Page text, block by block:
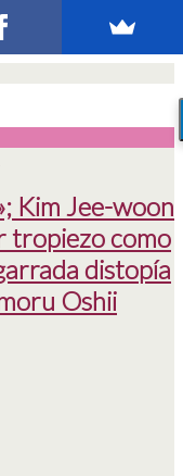
Kim Jee-woon
tropiezo como
distopía
Oshii